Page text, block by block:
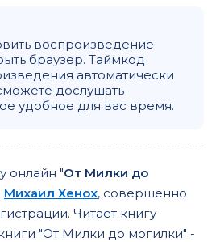
воспроизведение
браузер. Таймкод
автоматически
дослушать
удобное для вас время.
онлайн "От Милки до
Михаил Хенох, совершенно
Читает книгу
"От Милки до могилки" -